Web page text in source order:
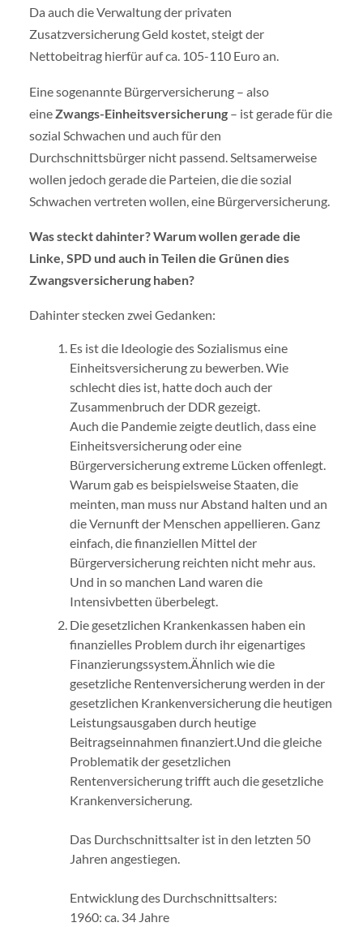
Da auch die Verwaltung der privaten
Zusatzversicherung Geld kostet, steigt der
Nettobeitrag hierfür auf ca. 105-110 Euro an.
Eine sogenannte Bürgerversicherung – also
eine Zwangs-Einheitsversicherung– ist gerade für die
sozial Schwachen und auch für den
Durchschnittsbürger nicht passend. Seltsamerweise
wollen jedoch gerade die Parteien, die die sozial
Schwachen vertreten wollen, eine Bürgerversicherung.
Was steckt dahinter? Warum wollen gerade die
Linke, SPD und auch in Teilen die Grünen dies
Zwangsversicherung haben?
Dahinter stecken zwei Gedanken:
Es ist die Ideologie des Sozialismus eine
Einheitsversicherung zu bewerben. Wie
schlecht dies ist, hatte doch auch der
Zusammenbruch der DDR gezeigt.
Auch die Pandemie zeigte deutlich, dass eine
Einheitsversicherung oder eine
Bürgerversicherung extreme Lücken offenlegt.
Warum gab es beispielsweise Staaten, die
meinten, man muss nur Abstand halten und an
die Vernunft der Menschen appellieren. Ganz
einfach, die finanziellen Mittel der
Bürgerversicherung reichten nicht mehr aus.
Und in so manchen Land waren die
Intensivbetten überbelegt.
Die gesetzlichen Krankenkassen haben ein
finanzielles Problem durch ihr eigenartiges
Finanzierungssystem.Ähnlich wie die
gesetzliche Rentenversicherung werden in der
gesetzlichen Krankenversicherung die heutigen
Leistungsausgaben durch heutige
Beitragseinnahmen finanziert.Und die gleiche
Problematik der gesetzlichen
Rentenversicherung trifft auch die gesetzliche
Krankenversicherung.
Das Durchschnittsalter ist in den letzten 50
Jahren angestiegen.
Entwicklung des Durchschnittsalters:
1960: ca. 34 Jahre